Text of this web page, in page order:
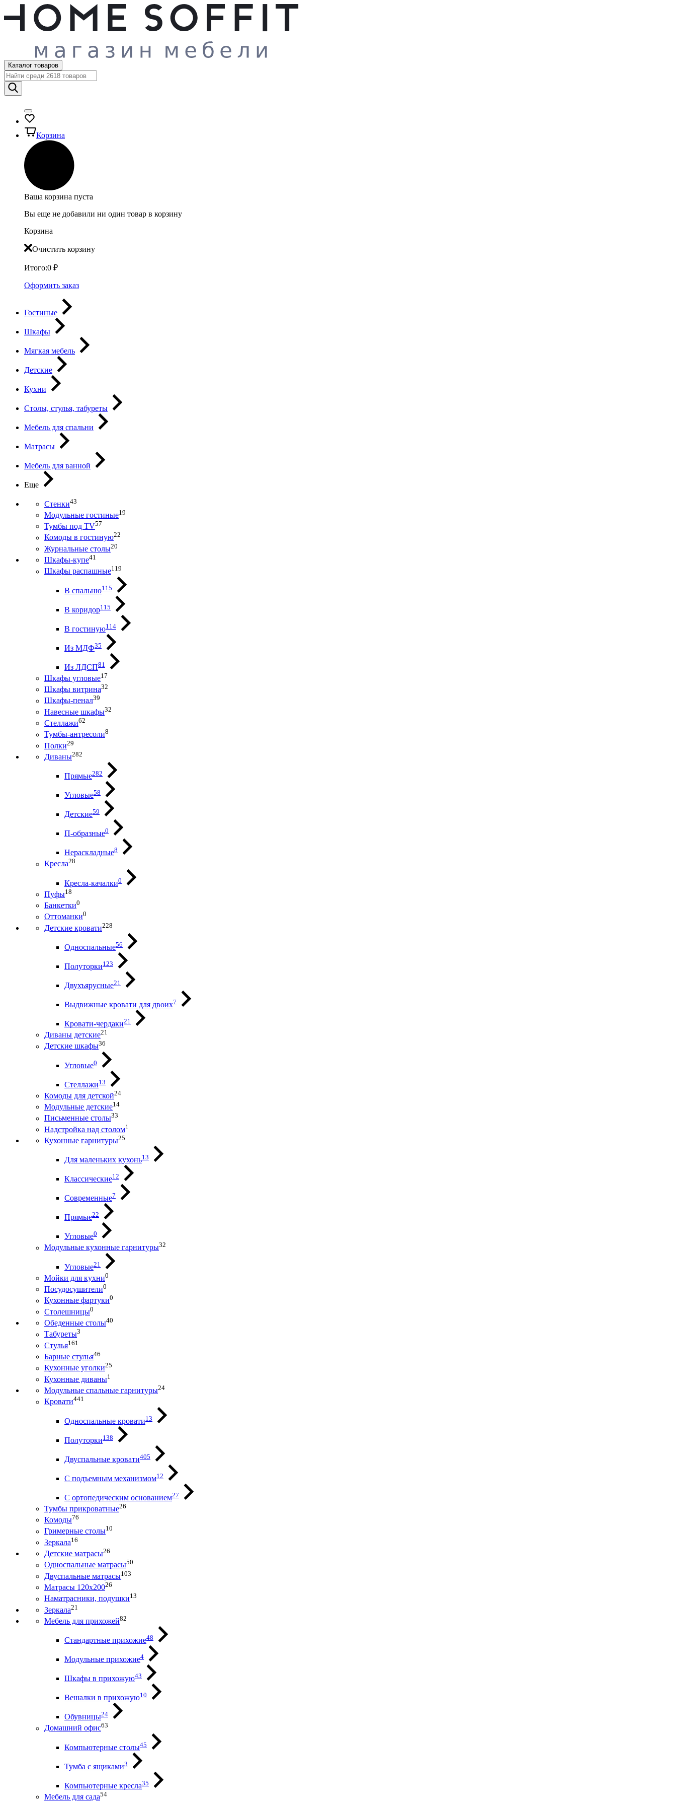
Каталог товаров
Корзина
Ваша корзина пуста
Вы еще не добавили ни один товар в корзину
Корзина
Очистить корзину
Итого:0 ₽
Оформить заказ
Гостиные
Шкафы
Мягкая мебель
Детские
Кухни
Столы, стулья, табуреты
Мебель для спальни
Матрасы
Мебель для ванной
Еще
Стенки43
Модульные гостиные19
Тумбы под ТV57
Комоды в гостиную22
Журнальные столы20
Шкафы-купе41
Шкафы распашные119
В спальню115
В коридор115
В гостиную114
Из МДФ35
Из ЛДСП81
Шкафы угловые17
Шкафы витрина32
Шкафы-пенал39
Навесные шкафы32
Стеллажи62
Тумбы-антресоли8
Полки29
Диваны282
Прямые282
Угловые58
Детские59
П-образные0
Нераскладные8
Кресла28
Кресла-качалки0
Пуфы18
Банкетки0
Оттоманки0
Детские кровати228
Односпальные56
Полуторки123
Двухъярусные21
Выдвижные кровати для двоих7
Кровати-чердаки21
Диваны детские21
Детские шкафы36
Угловые0
Стеллажи13
Комоды для детской24
Модульные детские14
Письменные столы33
Надстройка над столом1
Кухонные гарнитуры25
Для маленьких кухонь13
Классические12
Современные7
Прямые22
Угловые0
Модульные кухонные гарнитуры32
Угловые21
Мойки для кухни0
Посудосушители0
Кухонные фартуки0
Столешницы0
Обеденные столы40
Табуреты3
Стулья161
Барные стулья46
Кухонные уголки25
Кухонные диваны1
Модульные спальные гарнитуры24
Кровати441
Односпальные кровати13
Полуторки138
Двуспальные кровати405
С подъемным механизмом12
С ортопедическим основанием27
Тумбы прикроватные26
Комоды76
Гримерные столы10
Зеркала16
Детские матрасы26
Односпальные матрасы50
Двуспальные матрасы103
Матрасы 120х20026
Наматрасники, подушки13
Зеркала21
Мебель для прихожей82
Стандартные прихожие48
Модульные прихожие4
Шкафы в прихожую43
Вешалки в прихожую10
Обувницы24
Домашний офис63
Компьютерные столы45
Тумба с ящиками3
Компьютерные кресла35
Мебель для сада54